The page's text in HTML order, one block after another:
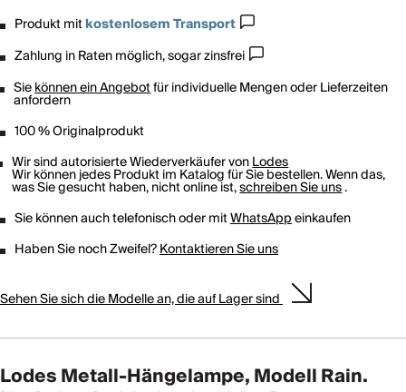
Produkt mitkostenlosem Transport
Zahlung in Raten möglich, sogar zinsfrei
Siekönnen ein Angebotfür individuelle Mengen oder Lieferzeiten
anfordern
100 % Originalprodukt
Wir sind autorisierte Wiederverkäufer vonLodes
Wir können jedes Produkt im Katalog für Sie bestellen. Wenn das,
was Sie gesucht haben, nicht online ist,schreiben Sie uns.
Sie können auch telefonisch oder mitWhatsAppeinkaufen
Haben Sie noch Zweifel?Kontaktieren Sie uns
Sehen Sie sich die Modelle an, die auf Lager sind
Lodes Metall-Hängelampe, Modell Rain.